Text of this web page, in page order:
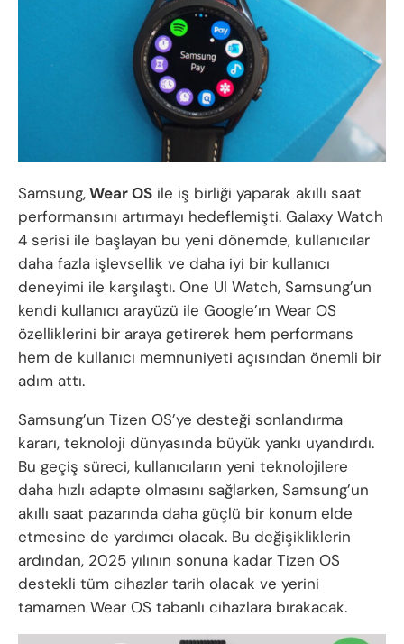
Samsung,Wear OS ile iş birliği yaparak akıllı saat
performansını artırmayı hedeflemişti. Galaxy Watch
4 serisi ile başlayan bu yeni dönemde, kullanıcılar
daha fazla işlevsellik ve daha iyi bir kullanıcı
deneyimi ile karşılaştı. One UI Watch, Samsung’un
kendi kullanıcı arayüzü ile Google’ın Wear OS
özelliklerini bir araya getirerek hem performans
hem de kullanıcı memnuniyeti açısından önemli bir
adım attı.
Samsung’un Tizen OS’ye desteği sonlandırma
kararı, teknoloji dünyasında büyük yankı uyandırdı.
Bu geçiş süreci, kullanıcıların yeni teknolojilere
daha hızlı adapte olmasını sağlarken, Samsung’un
akıllı saat pazarında daha güçlü bir konum elde
etmesine de yardımcı olacak. Bu değişikliklerin
ardından, 2025 yılının sonuna kadar Tizen OS
destekli tüm cihazlar tarih olacak ve yerini
tamamen Wear OS tabanlı cihazlara bırakacak.